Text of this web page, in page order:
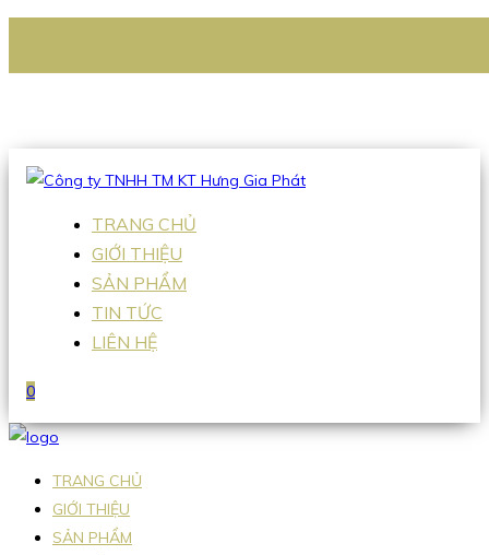
Hotline:0938 336 079
TRANG CHỦ
GIỚI THIỆU
SẢN PHẨM
TIN TỨC
LIÊN HỆ
0
TRANG CHỦ
GIỚI THIỆU
SẢN PHẨM